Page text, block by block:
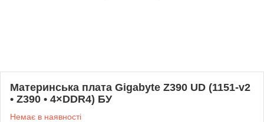
Материнська плата Gigabyte Z390 UD (1151-v2
• Z390 • 4×DDR4) БУ
Немає в наявності